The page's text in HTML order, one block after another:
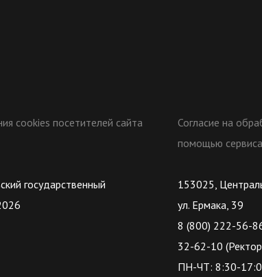
cookies посетителей сайта
Согласие на
помощью
государственный
153025,
ул. Ермака, 39
8 (800) 222-56-
32-62-10
ПН-ЧТ: 8:30-